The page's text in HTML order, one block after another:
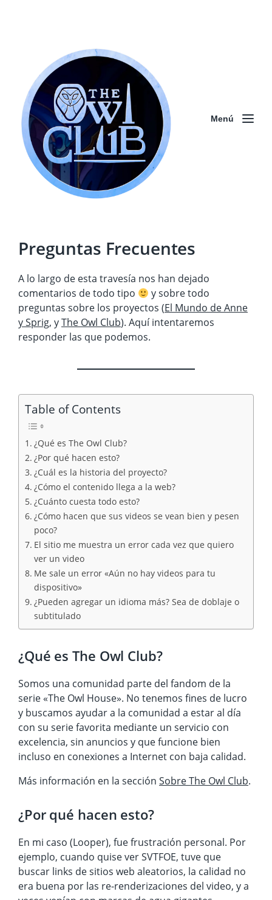
Menú
Preguntas Frecuentes
A lo largo de esta travesía nos han dejado
comentarios de todo tipo
y sobre todo
preguntas sobre los proyectos (El Mundo de Anne
y Sprig, yThe Owl Club). Aquí intentaremos
responder las que podemos.
Table of Contents
¿Qué es The Owl Club?
¿Por qué hacen esto?
¿Cuál es la historia del proyecto?
¿Cómo el contenido llega a la web?
¿Cuánto cuesta todo esto?
¿Cómo hacen que sus videos se vean bien y pesen
poco?
El sitio me muestra un error cada vez que quiero
ver un video
Me sale un error «Aún no hay videos para tu
dispositivo»
¿Pueden agregar un idioma más? Sea de doblaje o
subtitulado
¿Qué es The Owl Club?
Somos una comunidad parte del fandom de la
serie «The Owl House». No tenemos fines de lucro
y buscamos ayudar a la comunidad a estar al día
con su serie favorita mediante un servicio con
excelencia, sin anuncios y que funcione bien
incluso en conexiones a Internet con baja calidad.
Más información en la sección Sobre The Owl Club.
¿Por qué hacen esto?
En mi caso (Looper), fue frustración personal. Por
ejemplo, cuando quise ver SVTFOE, tuve que
buscar links de sitios web aleatorios, la calidad no
era buena por las re-renderizaciones del video, y a